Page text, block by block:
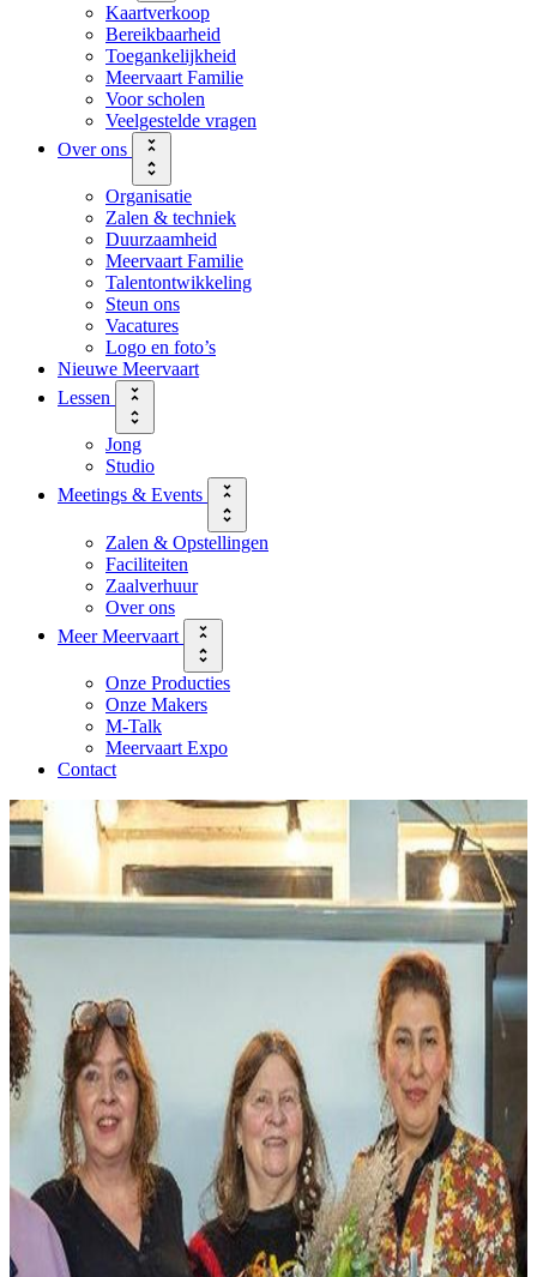
Kaartverkoop
Bereikbaarheid
Toegankelijkheid
Meervaart Familie
Voor scholen
Veelgestelde vragen
Over ons
Organisatie
Zalen & techniek
Duurzaamheid
Meervaart Familie
Talentontwikkeling
Steun ons
Vacatures
Logo en foto’s
Nieuwe Meervaart
Lessen
Jong
Studio
Meetings & Events
Zalen & Opstellingen
Faciliteiten
Zaalverhuur
Over ons
Meer Meervaart
Onze Producties
Onze Makers
M-Talk
Meervaart Expo
Contact